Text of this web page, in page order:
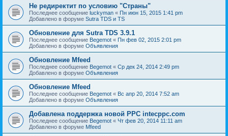
Не редиректит по условию "Страны"
Последнее сообщение luckyman « Пн июн 15, 2015 1:41 pm
Добавлено в форуме Sutra TDS и TS
Обновление для Sutra TDS 3.9.1
Последнее сообщение Begemot « Пн фев 02, 2015 2:01 pm
Добавлено в форуме Объявления
Обновление Mfeed
Последнее сообщение Begemot « Ср дек 24, 2014 2:49 pm
Добавлено в форуме Объявления
Обновление Mfeed
Последнее сообщение Begemot « Вс апр 20, 2014 7:52 am
Добавлено в форуме Объявления
Добавлена поддержка новой PPC intecppc.com
Последнее сообщение Begemot « Чт фев 20, 2014 11:11 am
Добавлено в форуме Mfeed